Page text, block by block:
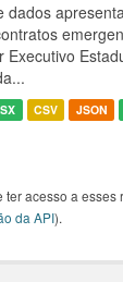
dados
Executivo
CSV JSON
ter acesso a esses
da API).